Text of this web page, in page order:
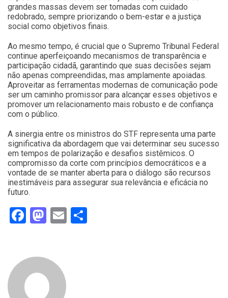
grandes massas devem ser tomadas com cuidado
redobrado, sempre priorizando o bem-estar e a justiça
social como objetivos finais.
Ao mesmo tempo, é crucial que o Supremo Tribunal Federal
continue aperfeiçoando mecanismos de transparência e
participação cidadã, garantindo que suas decisões sejam
não apenas compreendidas, mas amplamente apoiadas.
Aproveitar as ferramentas modernas de comunicação pode
ser um caminho promissor para alcançar esses objetivos e
promover um relacionamento mais robusto e de confiança
com o público.
A sinergia entre os ministros do STF representa uma parte
significativa da abordagem que vai determinar seu sucesso
em tempos de polarização e desafios sistêmicos. O
compromisso da corte com princípios democráticos e a
vontade de se manter aberta para o diálogo são recursos
inestimáveis para assegurar sua relevância e eficácia no
futuro.
Facebook
Mastodon
Email